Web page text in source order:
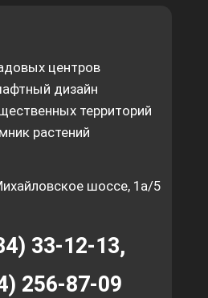
центров
дизайн
территорий
растений
шоссе, 1а/5
33-12-13,
256-87-09